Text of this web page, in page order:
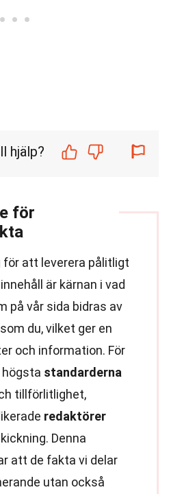
hjälp?
för
för att leverera pålitligt
är kärnan i vad
på vår sida bidras av
du, vilket ger en
och information. För
standarderna
tillförlitlighet,
redaktörer
Denna
att de fakta vi delar
utan också